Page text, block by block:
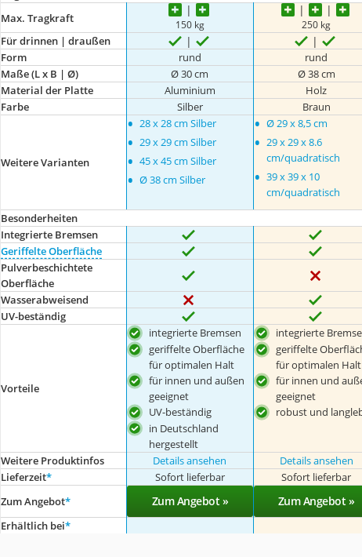
Max. Tragkraft
150 kg 250 kg
Für drinnen | draußen
Form
rund rund
Maße (L x B | Ø)
Ø 30 cm Ø 38 cm
Material der Platte
Aluminium Holz
Farbe
Silber Braun
Weitere Varianten
• 28 x 28 cm Silber
• 29 x 29 cm Silber
• 45 x 45 cm Silber
• Ø 38 cm Silber
• Ø 29 x 8,5 cm
• 29 x 29 x 8.6
cm/quadratisch
• 39 x 39 x 10
cm/quadratisch
Besonderheiten
Integrierte Bremsen
Geriffelte Oberfläche
Pulverbeschichtete
Oberfläche
Wasserabweisend
UV-beständig
Vorteile
integrierte Bremsen
geriffelte Oberfläche
für optimalen Halt
für innen und außen
geeignet
UV-beständig
in Deutschland
hergestellt
integrierte
geriffelte
für optimalen Halt
für innen und
geeignet
robust und
Weitere Produktinfos Details ansehen Details ansehen
Lieferzeit* Sofort lieferbar Sofort lieferbar
Zum Angebot* Zum Angebot » Zum Angebot »
Erhältlich bei*